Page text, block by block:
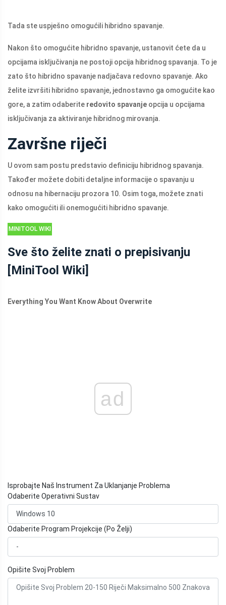
Tada ste uspješno omogućili hibridno spavanje.
Nakon što omogućite hibridno spavanje, ustanovit ćete da u
opcijama isključivanja ne postoji opcija hibridnog spavanja. To je
zato što hibridno spavanje nadjačava redovno spavanje. Ako
želite izvršiti hibridno spavanje, jednostavno ga omogućite kao
gore, a zatim odaberite redovito spavanje opcija u opcijama
isključivanja za aktiviranje hibridnog mirovanja.
Završne riječi
U ovom sam postu predstavio definiciju hibridnog spavanja.
Također možete dobiti detaljne informacije o spavanju u
odnosu na hibernaciju prozora 10. Osim toga, možete znati
kako omogućiti ili onemogućiti hibridno spavanje.
MINITOOL WIKI
Sve što želite znati o prepisivanju
[MiniTool Wiki]
Everything You Want Know About Overwrite
ad
Isprobajte Naš Instrument Za Uklanjanje Problema
Odaberite Operativni Sustav
Odaberite Program Projekcije (Po Želji)
Opišite Svoj Problem